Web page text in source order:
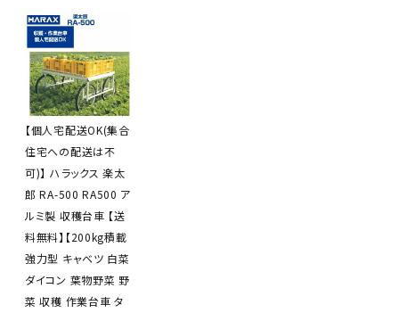
【個人宅配送OK(集合
住宅への配送は不
可)】 ハラックス 楽太
郎 RA-500 RA500 ア
ルミ製 収穫台車 【送
料無料】【200kg積載
強力型 キャベツ 白菜
ダイコン 葉物野菜 野
菜 収穫 作業台車 タ